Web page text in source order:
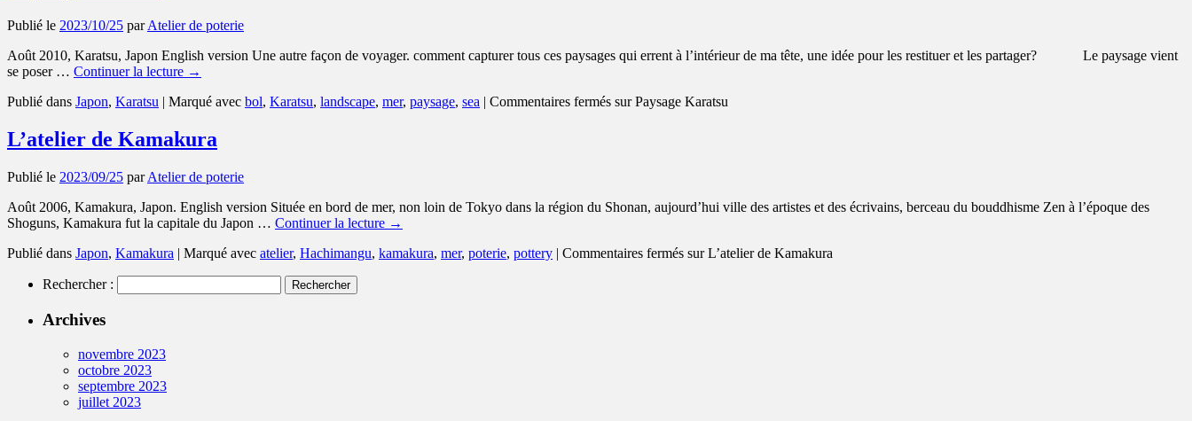
Publié le 2023/10/25 par Atelier de poterie
Août 2010, Karatsu, Japon English version Une autre façon de voyager. comment capturer tous ces paysages qui errent à l’intérieur de ma tête, une idée pour les restituer et les partager? Le paysage vient
se poser … Continuer la lecture →
Publié dans Japon, Karatsu | Marqué avec bol, Karatsu, landscape, mer, paysage, sea | Commentaires fermés sur Paysage Karatsu
L’atelier de Kamakura
Publié le 2023/09/25 par Atelier de poterie
Août 2006, Kamakura, Japon. English version Située en bord de mer, non loin de Tokyo dans la région du Shonan, aujourd’hui ville des artistes et des écrivains, berceau du bouddhisme Zen à l’époque des
Shoguns, Kamakura fut la capitale du Japon … Continuer la lecture →
Publié dans Japon, Kamakura | Marqué avec atelier, Hachimangu, kamakura, mer, poterie, pottery | Commentaires fermés sur L’atelier de Kamakura
Rechercher :
Archives
novembre 2023
octobre 2023
septembre 2023
juillet 2023